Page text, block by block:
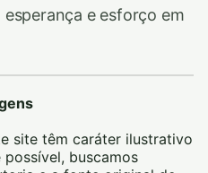
e esforço em
site têm caráter ilustrativo
buscamos